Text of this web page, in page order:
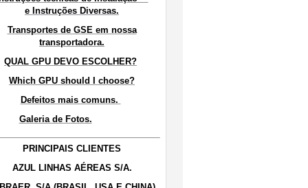
e Instruções Diversas.
Transportes de GSE em nossa
transportadora.
QUAL GPU DEVO ESCOLHER?
Which GPU should I choose?
Defeitos mais comuns.
Galeria de Fotos.
PRINCIPAIS CLIENTES
AZUL LINHAS AÉREAS S/A.